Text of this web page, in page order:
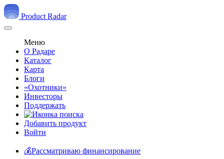
Product Radar
Меню
О Радаре
Каталог
Карта
Блоги
«Охотники»
Инвесторы
Поддержать
Добавить продукт
Войти
💰Рассматриваю финансирование